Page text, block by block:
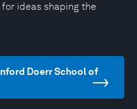
ideas shaping the
Doerr School of